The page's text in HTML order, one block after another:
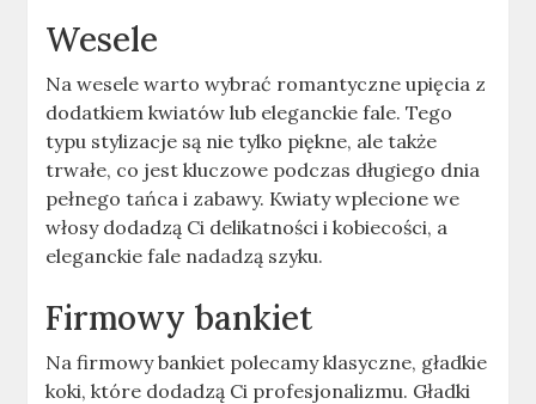
Wesele
Na wesele warto wybrać romantyczne upięcia z
dodatkiem kwiatów lub eleganckie fale. Tego
typu stylizacje są nie tylko piękne, ale także
trwałe, co jest kluczowe podczas długiego dnia
pełnego tańca i zabawy. Kwiaty wplecione we
włosy dodadzą Ci delikatności i kobiecości, a
eleganckie fale nadadzą szyku.
Firmowy bankiet
Na firmowy bankiet polecamy klasyczne, gładkie
koki, które dodadzą Ci profesjonalizmu. Gładki